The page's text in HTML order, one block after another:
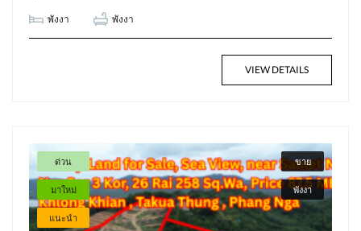
พังงา พังงา
VIEW DETAILS
ด่วน
มาใหม่
แนะนำ
ขาย
พังงา